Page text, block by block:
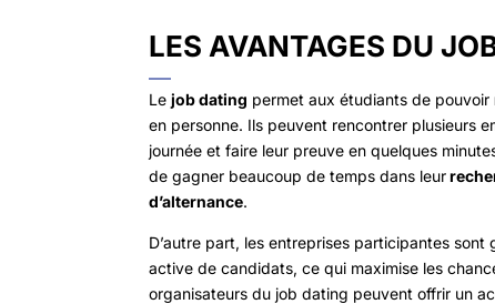
LES AVANTAGES DU
Lejob dating permet aux étudiants de pouvoir
en personne. Ils peuvent rencontrer plusieurs
journée et faire leur preuve en quelques
de gagner beaucoup de temps dans leur
d’alternance.
D’autre part, les entreprises participantes sont
active de candidats, ce qui maximise les
organisateurs du job dating peuvent offrir un